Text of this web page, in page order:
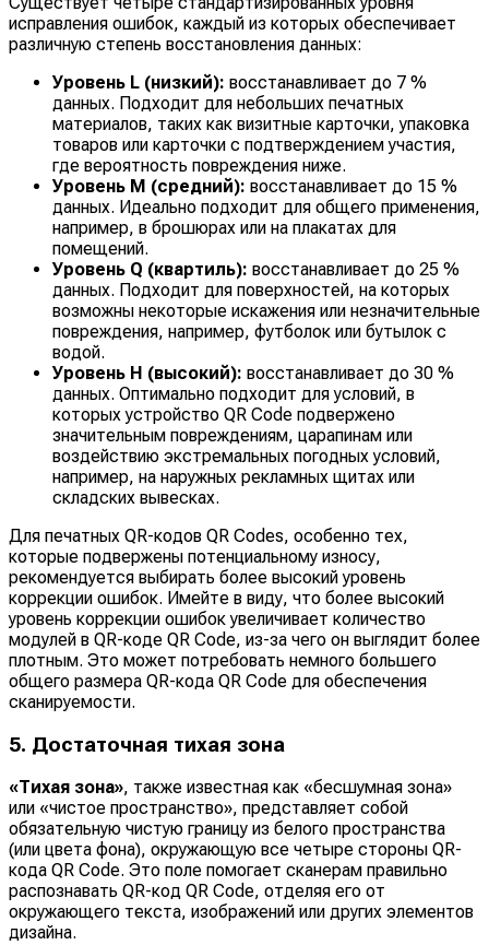
исправления ошибок, каждый из которых обеспечивает
различную степень восстановления данных:
Уровень L (низкий): восстанавливает до 7 %
данных. Подходит для небольших печатных
материалов, таких как визитные карточки, упаковка
товаров или карточки с подтверждением участия,
где вероятность повреждения ниже.
Уровень M (средний): восстанавливает до 15 %
данных. Идеально подходит для общего применения,
например, в брошюрах или на плакатах для
помещений.
Уровень Q (квартиль): восстанавливает до 25 %
данных. Подходит для поверхностей, на которых
возможны некоторые искажения или незначительные
повреждения, например, футболок или бутылок с
водой.
Уровень H (высокий): восстанавливает до 30 %
данных. Оптимально подходит для условий, в
которых устройство QR Code подвержено
значительным повреждениям, царапинам или
воздействию экстремальных погодных условий,
например, на наружных рекламных щитах или
складских вывесках.
Для печатных QR-кодов QR Codes, особенно тех,
которые подвержены потенциальному износу,
рекомендуется выбирать более высокий уровень
коррекции ошибок. Имейте в виду, что более высокий
уровень коррекции ошибок увеличивает количество
модулей в QR-коде QR Code, из-за чего он выглядит более
плотным. Это может потребовать немного большего
общего размера QR-кода QR Code для обеспечения
сканируемости.
5. Достаточная тихая зона
«Тихая зона», также известная как «бесшумная зона»
или «чистое пространство», представляет собой
обязательную чистую границу из белого пространства
(или цвета фона), окружающую все четыре стороны QR-
кода QR Code. Это поле помогает сканерам правильно
распознавать QR-код QR Code, отделяя его от
окружающего текста, изображений или других элементов
дизайна.